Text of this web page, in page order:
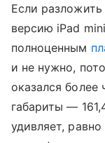
Если
версию iPad
полноценным
и не нужно,
оказался
габариты —
удивляет,